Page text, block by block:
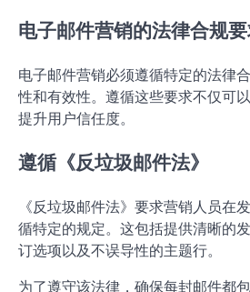
电子邮件营销的法律合规
电子邮件营销必须遵循特定的法律
性和有效性。遵循这些要求不仅可
提升用户信任度。
遵循《反垃圾邮件法》
《反垃圾邮件法》要求营销人员在
循特定的规定。这包括提供清晰的
订选项以及不误导性的主题行。
为了遵守该法律，确保每封邮件都